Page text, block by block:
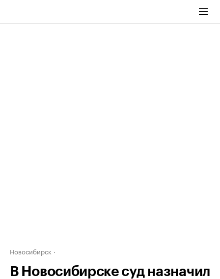
Новосибирск
В Новосибирске суд назначил